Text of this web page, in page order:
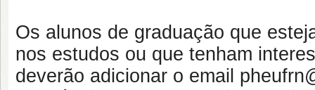
Os alunos de graduação que
nos estudos ou que tenham
deverão adicionar o email